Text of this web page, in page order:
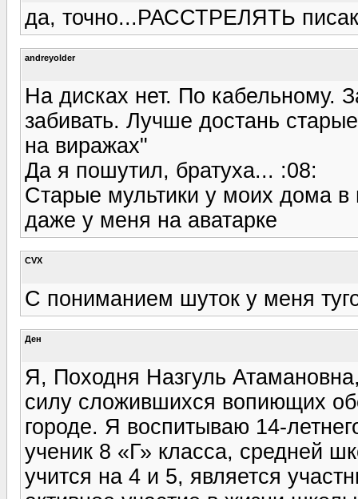
да, точно...РАССТРЕЛЯТЬ
andreyolder
На дисках нет. По кабельному.
забивать. Лучше достань
на виражах"
Да я пошутил, братуха... :08:
Старые мультики у моих дома
даже у меня на аватарке
CVX
С пониманием шуток у меня
Ден
Я, Походня Назгуль
силу сложившихся вопиющих
городе. Я воспитываю 14-
ученик 8 «Г» класса, средней
учится на 4 и 5, является